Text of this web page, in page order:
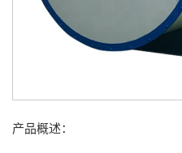
产品概述：